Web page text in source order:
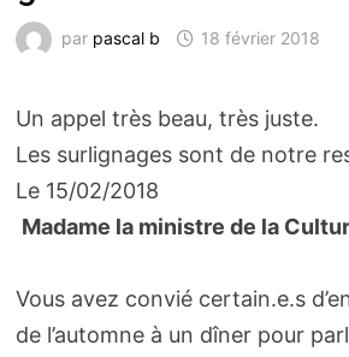
par pascal b 18 février 2018
Un appel très beau, très juste.
Les surlignages sont de notre
Le 15/02/2018
Madame la ministre de la
Vous avez convié certain.e.s
de l’automne à un dîner pour